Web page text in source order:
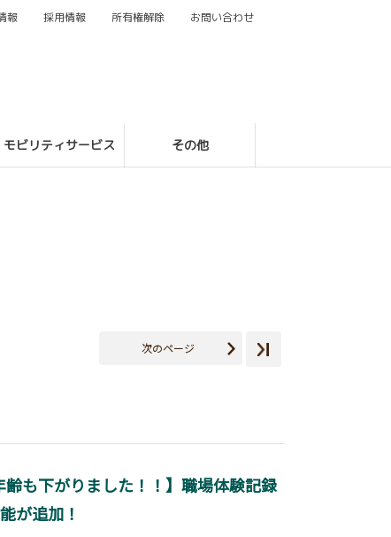
モビリティサービス その他
報 採用情報 所有権解除 お問い合わせ
次のページ
齢も下がりました！！】職場体験記録
が追加！